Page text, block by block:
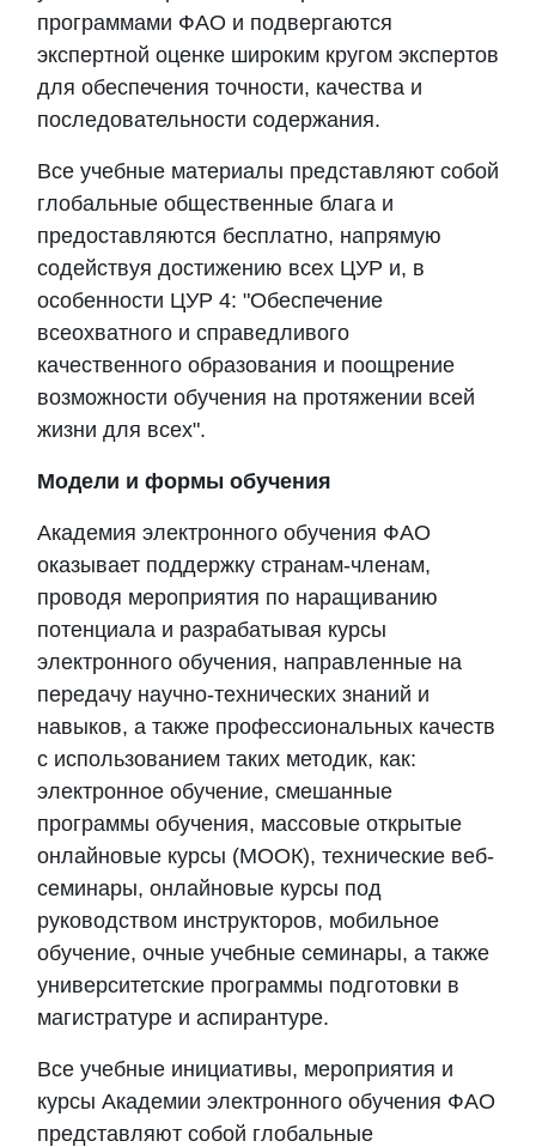
программами ФАО и подвергаются
экспертной оценке широким кругом экспертов
для обеспечения точности, качества и
последовательности содержания.
Все учебные материалы представляют собой
глобальные общественные блага и
предоставляются бесплатно, напрямую
содействуя достижению всех ЦУР и, в
особенности ЦУР 4: "Обеспечение
всеохватного и справедливого
качественного образования и поощрение
возможности обучения на протяжении всей
жизни для всех".
Модели и формы обучения
Академия электронного обучения ФАО
оказывает поддержку странам-членам,
проводя мероприятия по наращиванию
потенциала и разрабатывая курсы
электронного обучения, направленные на
передачу научно-технических знаний и
навыков, а также профессиональных качеств
с использованием таких методик, как:
электронное обучение, смешанные
программы обучения, массовые открытые
онлайновые курсы (МООК), технические веб-
семинары, онлайновые курсы под
руководством инструкторов, мобильное
обучение, очные учебные семинары, а также
университетские программы подготовки в
магистратуре и аспирантуре.
Все учебные инициативы, мероприятия и
курсы Академии электронного обучения ФАО
представляют собой глобальные